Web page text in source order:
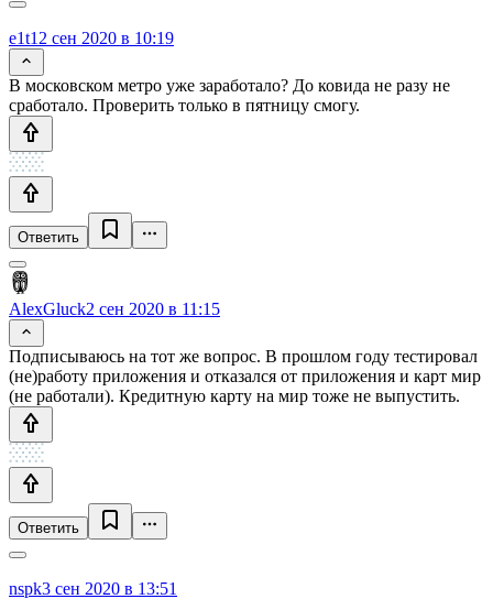
e1t1 2 сен 2020 в 10:19
В московском метро уже заработало? До ковида не разу не
сработало. Проверить только в пятницу смогу.
Ответить
AlexGluck2 сен 2020 в 11:15
Подписываюсь на тот же вопрос. В прошлом году тестировал
(не)работу приложения и отказался от приложения и карт мир
(не работали). Кредитную карту на мир тоже не выпустить.
Ответить
nspk3 сен 2020 в 13:51